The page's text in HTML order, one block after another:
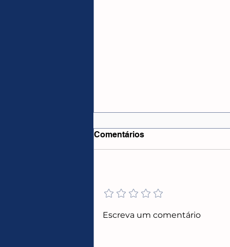
CUPONS E PROMOÇÕES
Comentários
Escreva um comentário